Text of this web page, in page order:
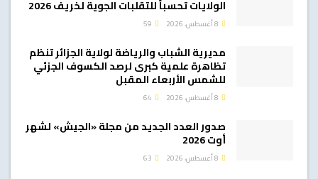
الولايات تحسباً للتقلبات الجوية لخريف 2026
مديرية الشباب والرياضة لولاية الجزائر تنظم
تظاهرة علمية كبرى لرصد الكسوف الجزئي
للشمس الأربعاء المقبل
صدور العدد الجديد من مجلة «الجيش» لشهر
أوت 2026